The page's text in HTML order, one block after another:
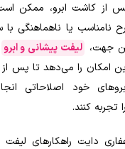
پس از کاشت ابرو، ممکن
نامناسب یا ناهماهنگی با
جهت، لیفت پیشانی و ابرو
امکان را می‌دهد تا پس از
خود اصلاحاتی
تجربه کنند.
دایت راهکارهای